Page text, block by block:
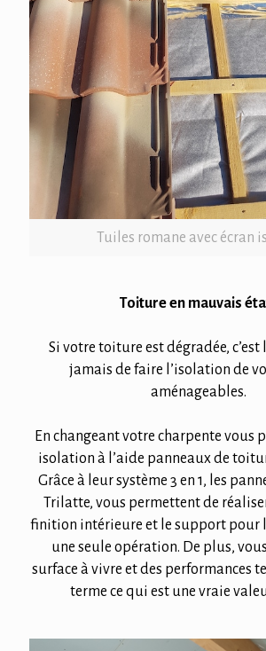
Tuiles romane avec écran
Toiture en mauvais
Si votre toiture est dégradée,
jamais de faire l’isolation de
aménageables.
En changeant votre charpente vous
isolation à l’aide panneaux de
Grâce à leur système 3 en 1, les
Trilatte, vous permettent de
finition intérieure et le support pour
une seule opération. De plus,
surface à vivre et des performances
terme ce qui est une vraie